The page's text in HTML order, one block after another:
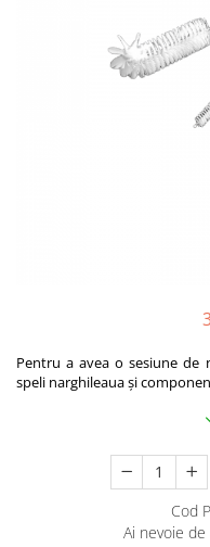
Pentru a avea o sesiune de
speli narghileaua și
Cod
Ai nevoie de